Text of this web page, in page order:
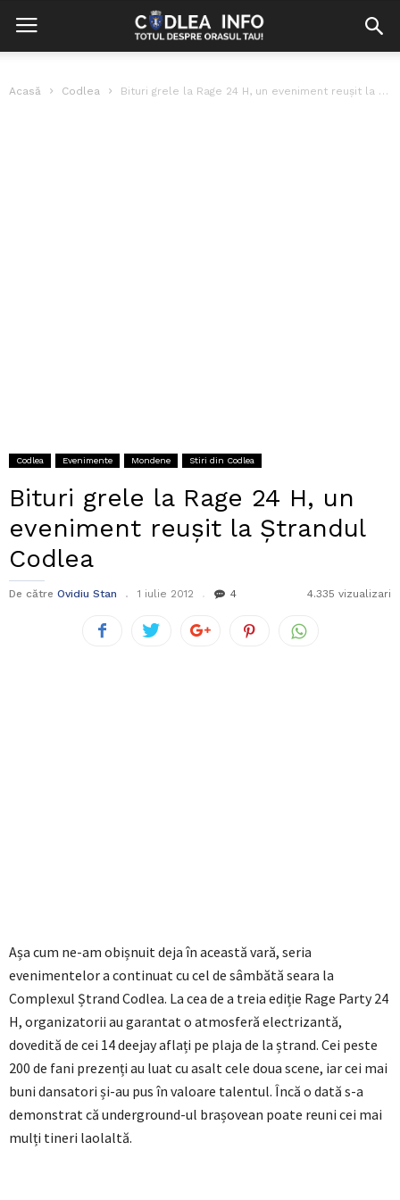
Acasă Codlea Bituri grele la Rage 24 H, un eveniment reușit la Ștrandul Codlea
Codlea Evenimente Mondene Stiri din Codlea
Bituri grele la Rage 24 H, un
eveniment reușit la Ștrandul
Codlea
De către Ovidiu Stan 1 iulie 2012 4 4.335 vizualizari
Așa cum ne-am obișnuit deja în această vară, seria
evenimentelor a continuat cu cel de sâmbătă seara la
Complexul Ștrand Codlea. La cea de a treia ediție Rage Party 24
H, organizatorii au garantat o atmosferă electrizantă,
dovedită de cei 14 deejay aflați pe plaja de la ștrand. Cei peste
200 de fani prezenți au luat cu asalt cele doua scene, iar cei mai
buni dansatori și-au pus în valoare talentul. Încă o dată s-a
demonstrat că underground-ul brașovean poate reuni cei mai
mulți tineri laolaltă.